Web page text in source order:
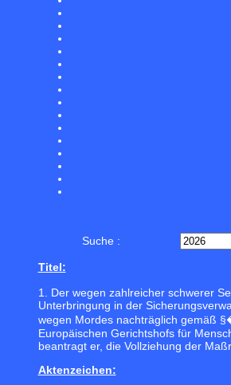
Suche :
Titel:
1. Der wegen zahlreicher schwerer
Unterbringung in der
wegen Mordes nachträglich gemäß
Europäischen Gerichtshofs für
beantragt er, die Vollziehung der
Aktenzeichen: